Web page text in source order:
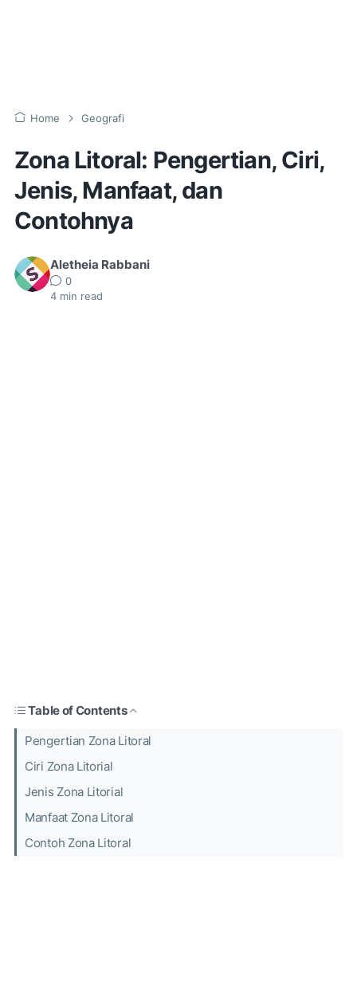
Home Geografi
Zona Litoral: Pengertian, Ciri,
Jenis, Manfaat, dan
Contohnya
Aletheia Rabbani
0
4 min read
Table of Contents
Pengertian Zona Litoral
Ciri Zona Litorial
Jenis Zona Litorial
Manfaat Zona Litoral
Contoh Zona Litoral